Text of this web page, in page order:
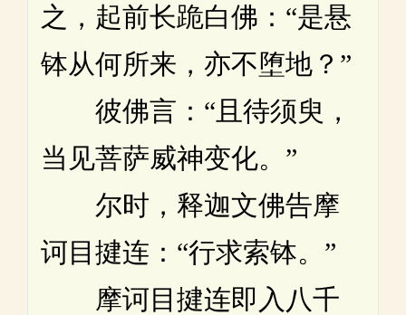
之，起前长跪白佛：“是悬
钵从何所来，亦不堕地？”
彼佛言：“且待须臾，
当见菩萨威神变化。”
尔时，释迦文佛告摩
诃目揵连：“行求索钵。”
摩诃目揵连即入八千